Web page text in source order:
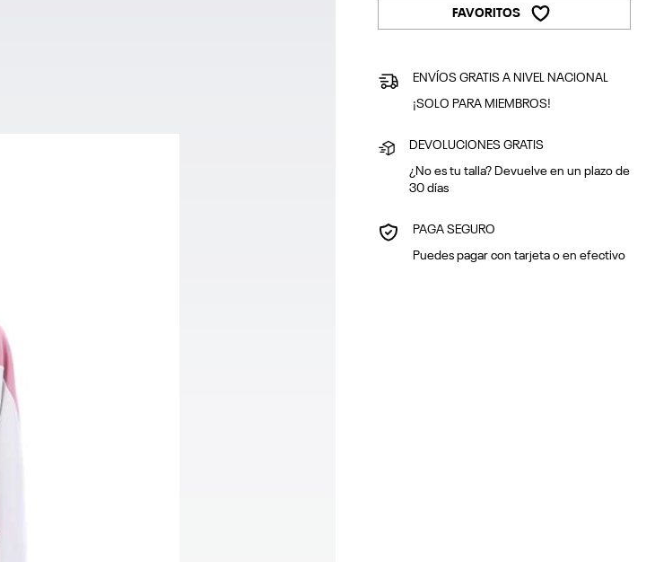
FAVORITOS
ENVÍOS GRATIS A NIVEL NACIONAL
¡SOLO PARA MIEMBROS!
DEVOLUCIONES GRATIS
¿No es tu talla? Devuelve en un plazo de
30 días
PAGA SEGURO
Puedes pagar con tarjeta o en efectivo